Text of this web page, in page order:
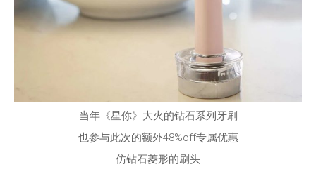
当年《星你》大火的钻石系列牙刷
也参与此次的额外48%off专属优惠
仿钻石菱形的刷头